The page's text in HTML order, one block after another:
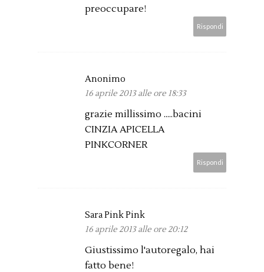
preoccupare!
Rispondi
Anonimo
16 aprile 2013 alle ore 18:33
grazie millissimo .....bacini
CINZIA APICELLA
PINKCORNER
Rispondi
Sara Pink Pink
16 aprile 2013 alle ore 20:12
Giustissimo l'autoregalo, hai
fatto bene!